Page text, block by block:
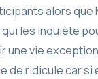
alors que
les inquiète
une vie
de ridicule car si